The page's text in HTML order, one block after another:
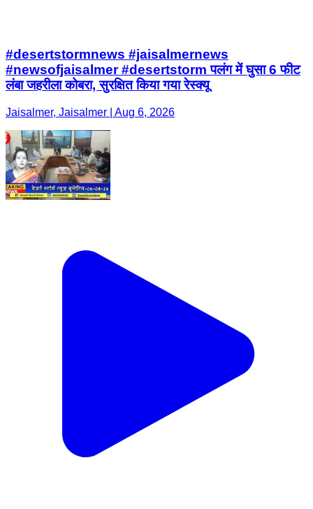
#desertstormnews #jaisalmernews
#newsofjaisalmer #desertstorm पलंग में घुसा 6 फीट
लंबा जहरीला कोबरा, सुरक्षित किया गया रेस्क्यू
Jaisalmer, Jaisalmer | Aug 6, 2026